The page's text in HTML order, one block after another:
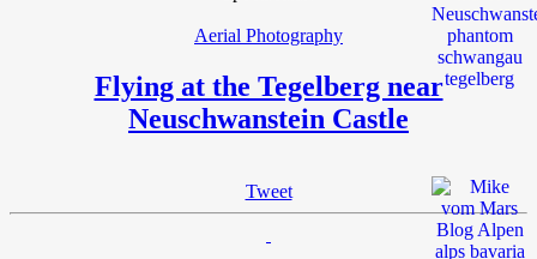
Aerial Photography
Flying at the Tegelberg near
Neuschwanstein Castle
Tweet